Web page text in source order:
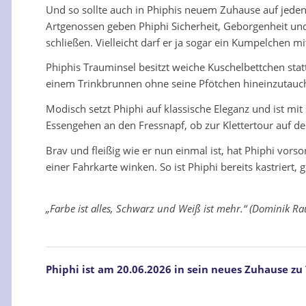
Und so sollte auch in Phiphis neuem Zuhause auf
Artgenossen geben Phiphi Sicherheit, Geborgenheit
schließen. Vielleicht darf er ja sogar ein Kumpelchen
Phiphis Trauminsel besitzt weiche Kuschelbettchen
einem Trinkbrunnen ohne seine Pfötchen
Modisch setzt Phiphi auf klassische Eleganz und ist
Essengehen an den Fressnapf, ob zur Klettertour auf
Brav und fleißig wie er nun einmal ist, hat Phiphi
einer Fahrkarte winken. So ist Phiphi bereits kastriert,
„Farbe ist alles, Schwarz und Weiß ist mehr.“ (Dominik
Phiphi ist am 20.06.2026 in sein neues Zuhause zu